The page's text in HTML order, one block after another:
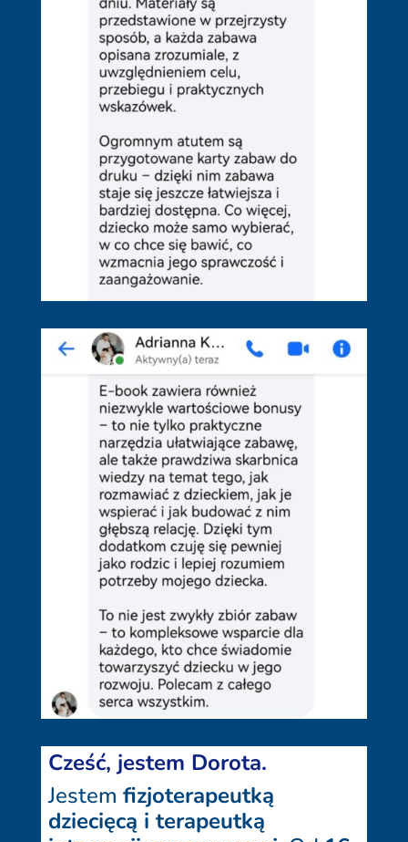
Cześć, jestem Dorota.
Jestem fizjoterapeutką
dziecięcą i terapeutką